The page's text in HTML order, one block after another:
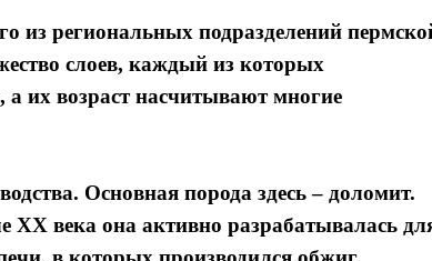
из региональных подразделений
слоев, каждый из которых
а их возраст насчитывают многие
Основная порода здесь – доломит.
XX века она активно разрабатывалась